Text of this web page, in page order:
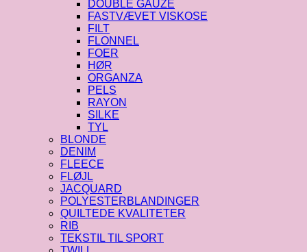
DOUBLE GAUZE
FASTVÆVET VISKOSE
FILT
FLONNEL
FOER
HØR
ORGANZA
PELS
RAYON
SILKE
TYL
BLONDE
DENIM
FLEECE
FLØJL
JACQUARD
POLYESTERBLANDINGER
QUILTEDE KVALITETER
RIB
TEKSTIL TIL SPORT